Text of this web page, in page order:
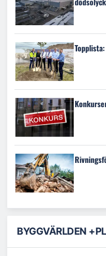
BYGGVÄRLDEN